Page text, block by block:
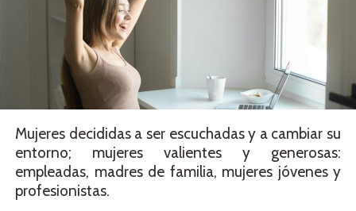
Mujeres decididas a ser escuchadas y a cambiar su
entorno; mujeres valientes y generosas:
empleadas, madres de familia, mujeres jóvenes y
profesionistas.